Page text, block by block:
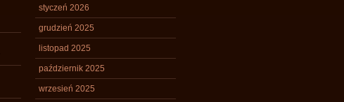
styczeń 2026
grudzień 2025
listopad 2025
październik 2025
wrzesień 2025